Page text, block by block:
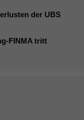
der UBS
FINMA tritt